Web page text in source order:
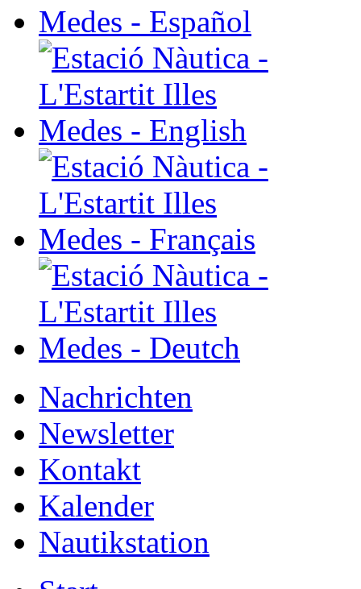
Nachrichten
Newsletter
Kontakt
Kalender
Nautikstation